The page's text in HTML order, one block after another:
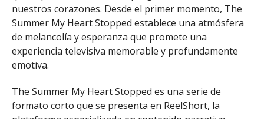
nuestros corazones. Desde el primer momento, The
Summer My Heart Stopped establece una atmósfera
de melancolía y esperanza que promete una
experiencia televisiva memorable y profundamente
emotiva.
The Summer My Heart Stopped es una serie de
formato corto que se presenta en ReelShort, la